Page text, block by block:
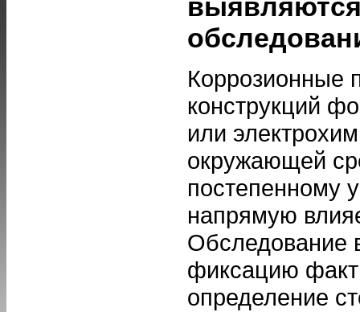
Коррозионные
конструкций
или
окружающей
постепенному
напрямую
Обследование
фиксацию
определение